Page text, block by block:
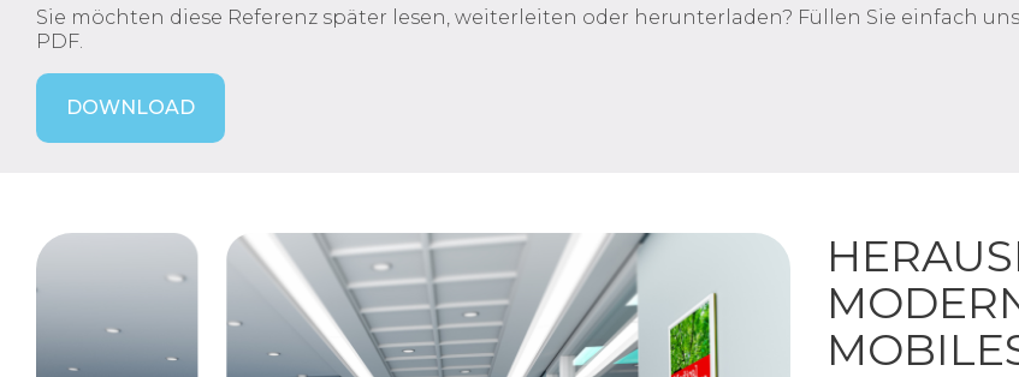
Sie möchten diese Referenz später lesen, weiterleiten oder herunterladen? Füllen Sie einfach
PDF.
DOWNLOAD